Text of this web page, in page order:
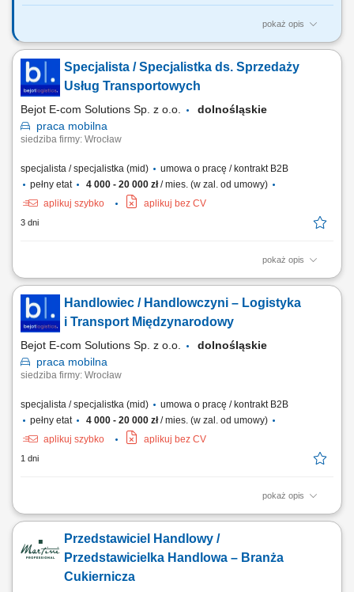
pokaż opis
Twój zakres obowiązków: Aktywne pozyskiwanie nowych klientów
rozwiązań logistycznych; Budowanie i rozwijanie długofalowych relacji
z klientami; Prowadzenie spotkań handlowych i prezentacji oferty firmy;
Negocjowanie warunków...
Specjalista / Specjalistka ds. Sprzedaży
Usług Transportowych
Bejot E-com Solutions Sp. z o.o.
dolnośląskie
praca mobilna
siedziba firmy: Wrocław
specjalista / specjalistka (mid)
umowa o pracę / kontrakt B2B
pełny etat
4 000 - 20 000 zł/ mies. (w zal. od umowy)
aplikuj szybko
aplikuj bez CV
3 dni
pokaż opis
Opis stanowiska: Pozyskiwanie nowych klientów biznesowych oraz
transportu międzynarodowego i rozwiązań logistycznych. Prowadzenie
rozmów handlowych, spotkań oraz prezentowanie oferty firmy.
Negocjowanie warunków...
Handlowiec / Handlowczyni – Logistyka
i Transport Międzynarodowy
Bejot E-com Solutions Sp. z o.o.
dolnośląskie
praca mobilna
siedziba firmy: Wrocław
specjalista / specjalistka (mid)
umowa o pracę / kontrakt B2B
pełny etat
4 000 - 20 000 zł/ mies. (w zal. od umowy)
aplikuj szybko
aplikuj bez CV
1 dni
pokaż opis
Opis stanowiska: Aktywne pozyskiwanie klientów z rynku B2B oraz
sprzedażowego – od pierwszego kontaktu po finalizację umowy.
Budowanie długofalowych relacji z klientami oraz partnerami
biznesowymi. Negocjowanie warunków...
Przedstawiciel Handlowy /
Przedstawicielka Handlowa – Branża
Cukiernicza